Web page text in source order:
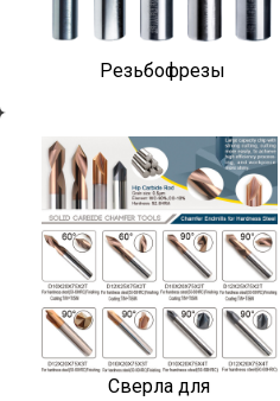
Резьбофрезы
Сверла для